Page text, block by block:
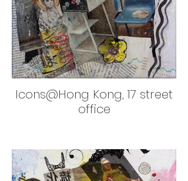
Icons@Hong Kong, 17 street
office